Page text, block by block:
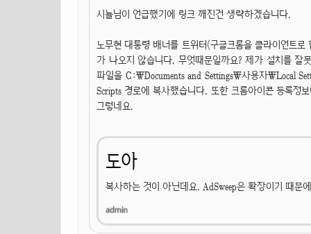
시뇰님이 언급했기에 링크 깨진건 생략하겠습니다.
노무현 대통령 배너를 트위터(구글크롬을 클라이언트
가 나오지 않습니다. 무엇때문일까요? 제가 설치를 잘
파일을 C:\Documents and Settings\사용자\Local
Scripts 경로에 복사했습니다. 또한 크롬아이콘 등록정
그렇네요.
도아
복사하는 것이 아닌데요. AdSweep은 확장이기 때